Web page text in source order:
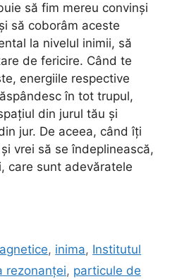
să fim mereu convinși
să coborâm aceste
la nivelul inimii, să
de fericire. Când te
energiile respective
în tot trupul,
din jurul tău și
jur. De aceea, când îți
vrei să se îndeplinească,
care sunt adevăratele
, inima, Institutul
rezonanței, particule de